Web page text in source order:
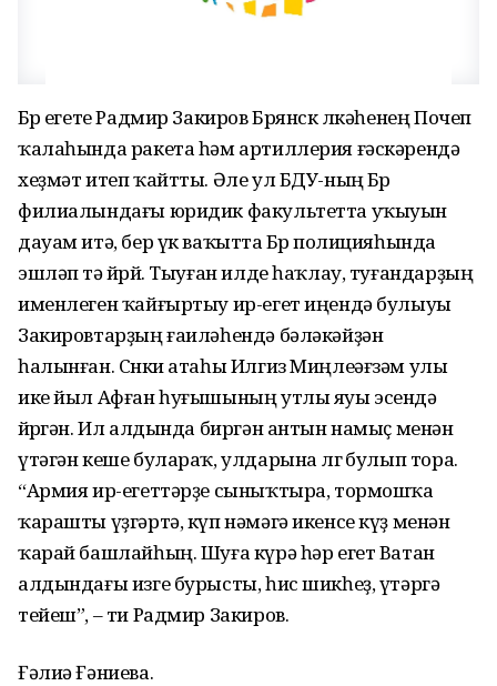
Бөрө егете Радмир Закиров Брянск өлкәһенең Почеп
ҡалаһында ракета һәм артиллерия ғәскәрендә
хеҙмәт итеп ҡайтты. Әле ул БДУ-ның Бөрө
филиалындағы юридик факультетта уҡыуын
дауам итә, бер үк ваҡытта Бөрө полицияһында
эшләп тә йөрөй. Тыуған илде һаҡлау, туғандарҙың
именлеген ҡайғыртыу ир-егет иңендә булыуы
Закировтарҙың ғаиләһендә бәләкәйҙән
һалынған. Сөнки атаһы Илгиз Миңлеәғзәм улы
ике йыл Афған һуғышының утлы яуы эсендә
йөрөгән. Ил алдында биргән антын намыҫ менән
үтәгән кеше булараҡ, улдарына өлгө булып тора.
“Армия ир-егеттәрҙе сыныҡтыра, тормошҡа
ҡарашты үҙгәртә, күп нәмәгә икенсе күҙ менән
ҡарай башлайһың. Шуға күрә һәр егет Ватан
алдындағы изге бурысты, һис шикһеҙ, үтәргә
тейеш”, – ти Радмир Закиров.
Ғәлиә Ғәниева.